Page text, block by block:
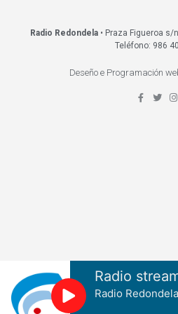
Radio Redondela• Praza Figueroa s/
Teléfono: 986
Deseño e Programación
Radio Redondela